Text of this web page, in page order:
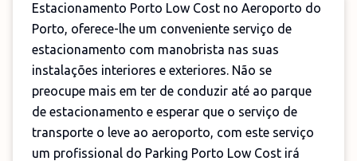
Estacionamento Porto Low Cost no Aeroporto do
Porto, oferece-lhe um conveniente serviço de
estacionamento com manobrista nas suas
instalações interiores e exteriores. Não se
preocupe mais em ter de conduzir até ao parque
de estacionamento e esperar que o serviço de
transporte o leve ao aeroporto, com este serviço
um profissional do Parking Porto Low Cost irá